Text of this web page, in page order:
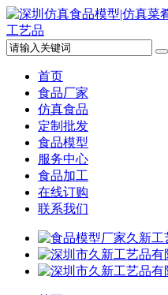
首页
食品厂家
仿真食品
定制批发
食品模型
服务中心
食品加工
在线订购
联系我们